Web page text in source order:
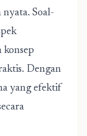
nyata. Soal-
konsep
Dengan
yang efektif